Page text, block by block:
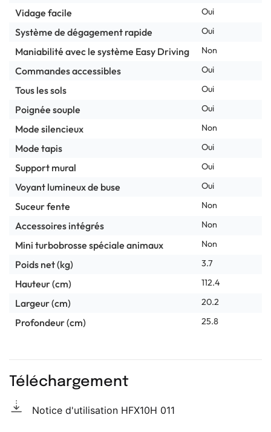
Vidage facile Oui
Système de dégagement rapide Oui
Maniabilité avec le système Easy Driving Non
Commandes accessibles Oui
Tous les sols Oui
Poignée souple Oui
Mode silencieux Non
Mode tapis Oui
Support mural Oui
Voyant lumineux de buse Oui
Suceur fente Non
Accessoires intégrés Non
Mini turbobrosse spéciale animaux Non
Poids net (kg) 3.7
Hauteur (cm) 112.4
Largeur (cm) 20.2
Profondeur (cm) 25.8
Téléchargement
Notice d'utilisation HFX10H 011